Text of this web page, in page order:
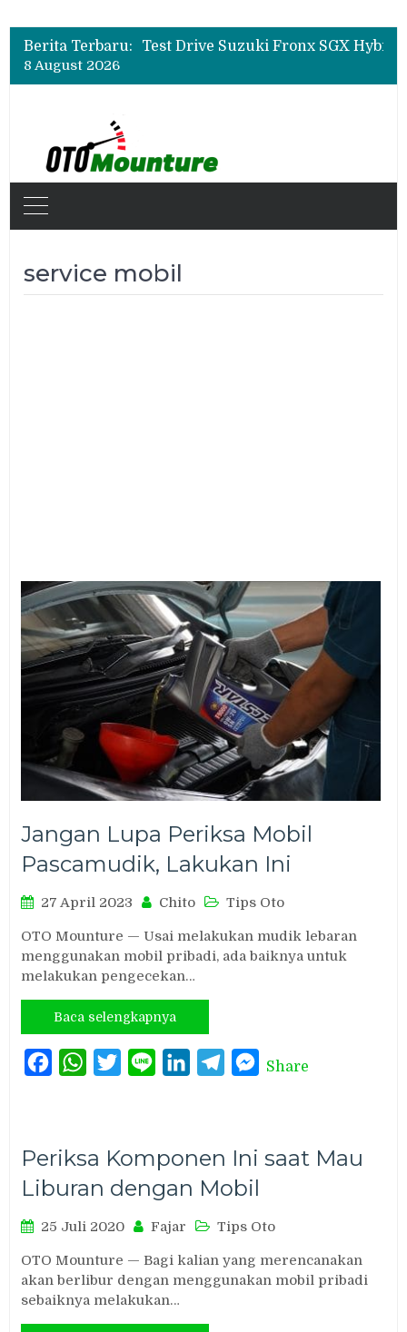
Berita Terbaru:
Beli Mobil Jangan Cuma Lihat Cicilan, TAF dan OJK Tekankan Pentingnya Literasi Keuangan
Beli Mobil Jangan Cuma Lihat Cicilan, TAF dan OJK Tekankan Pentingnya Literasi Keuangan
8 August 2026
service mobil
Jangan Lupa Periksa Mobil
Pascamudik, Lakukan Ini
27 April 2023 Chito Tips Oto
OTO Mounture — Usai melakukan mudik lebaran
menggunakan mobil pribadi, ada baiknya untuk
melakukan pengecekan…
Baca selengkapnya
FacebookWhatsAppTwitterLine LinkedInTelegramMessenger
Share
Periksa Komponen Ini saat Mau
Liburan dengan Mobil
25 Juli 2020 Fajar Tips Oto
OTO Mounture — Bagi kalian yang merencanakan
akan berlibur dengan menggunakan mobil pribadi
sebaiknya melakukan…